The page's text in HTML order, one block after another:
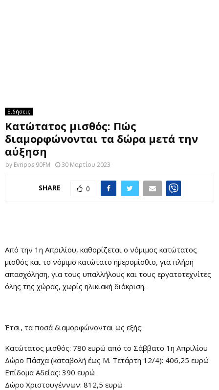
Ειδήσεις
Κατώτατος μισθός: Πώς
διαμορφώνονται τα δώρα μετά την
αύξηση
by Evripos 90FM 30 Μαρτίου 2023
SHARE 0
Από την 1η Απριλίου, καθορίζεται ο νόμιμος κατώτατος
μισθός και το νόμιμο κατώτατο ημερομίσθιο, για πλήρη
απασχόληση, για τους υπαλλήλους και τους εργατοτεχνίτες
όλης της χώρας, χωρίς ηλικιακή διάκριση.
Έτσι, τα ποσά διαμορφώνονται ως εξής:
Κατώτατος μισθός: 780 ευρώ από το Σάββατο 1η Απριλίου
Δώρο Πάσχα (καταβολή έως Μ. Τετάρτη 12/4): 406,25 ευρώ
Επίδομα Αδείας: 390 ευρώ
Δώρο Χριστουγέννων: 812,5 ευρώ